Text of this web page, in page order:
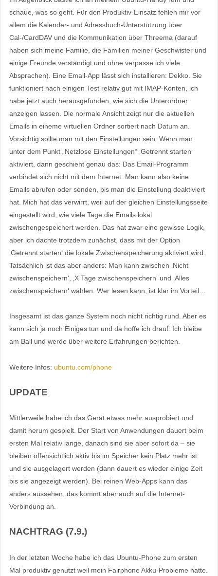
schaue, was so geht. Für den Produktiv-Einsatz fehlen mir vor
allem die Kalender- und Adressbuch-Unterstützung über
Cal-/CardDAV und die Kommunikation über Threema (darauf
haben sich meine Familie, die Familien meiner Geschwister und
einige Freunde verständigt und ohne verpasse ich viele
Absprachen). Eine Email-App lässt sich installieren: Dekko. Sie
funktioniert nach einigen Test relativ gut mit IMAP-Konten, ich
habe jetzt auch herausgefunden, wie sich die Unterordner
anzeigen lassen. Die normale Ansicht zeigt nur die aktuellen
Emails in eineme virtuellen Ordner sortiert nach Datum an.
Vorsichtig sollte man mit den Einstellungen sein: Wenn man
unter dem Punkt „Netzlose Einstellungen“ ‚Getrennt starten‘
aktiviert, dann geschieht genau das: Das Email-Programm
verbindet sich nicht mit dem Internet. Man kann also keine
Emails abrufen oder senden, bis man die Einstellung deaktiviert
hat. Mich hat das verwirrt, weil auf der gleichen Einstellungsseite
eingestellt wird, wie viele Tage die Emails lokal
zwischengespeichert werden. Das hat zwar eine gewisse Logik,
aber ich dachte trotzdem zunächst, dass mit der Option
‚Getrennt starten‘ die lokale Zwischenspeicherung aktiviert wird.
Tatsächlich ist das aber anders: Man kann zwischen ‚Nicht
zwischenspeichern‘, ‚X Tage zwischenspeichern‘ und ‚Alles
zwischenspeichern‘ wählen. Wer lesen kann, ist klar im Vorteil…
Insgesamt ist das ganze System noch nicht richtig rund. Aber es
kann sich ja noch Einiges tun und da hoffe ich drauf. Ich bleibe
am Ball und werde über weitere Erfahrungen berichten.
Weitere Infos: ubuntu.com/phone
UPDATE
Mittlerweile habe ich das Gerät etwas mehr ausprobiert und
damit herum gespielt. Der Start von Anwendungen dauert beim
ersten Mal relativ lange, danach sind sie aber sofort da – sie
bleiben offensichtlich aktiv bis im Speicher kein Platz mehr ist
und sie ausgelagert werden (dann dauert es wieder einige Zeit
bis sie angezeigt werden). Bei reinen Web-Apps kann das
anders aussehen, das kommt aber auch auf die Internet-
Verbindung an.
NACHTRAG (7.9.)
In der letzten Woche habe ich das Ubuntu-Phone zum ersten
Mal produktiv genutzt weil mein Fairphone Akku-Probleme hatte.